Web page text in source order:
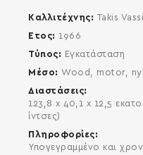
Καλλιτέχνης
Takis
Έτος
1966
Τύπος
Εγκατάσταση
Μέσο
Wood, motor,
Διαστάσεις
123,8 x 40,1 x 12,5
ίντσες)
Πληροφορίες
Υπογεγραμμένο και